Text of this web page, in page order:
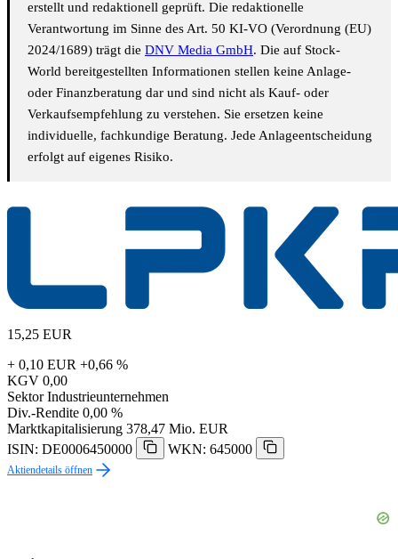
erstellt und redaktionell geprüft. Die redaktionelle
Verantwortung im Sinne des Art. 50 KI-VO (Verordnung (EU)
2024/1689) trägt die DNV Media GmbH. Die auf Stock-
World bereitgestellten Informationen stellen keine Anlage-
oder Finanzberatung dar und sind nicht als Kauf- oder
Verkaufsempfehlung zu verstehen. Sie ersetzen keine
individuelle, fachkundige Beratung. Jede Anlageentscheidung
erfolgt auf eigenes Risiko.
15,25 EUR
+ 0,10 EUR +0,66 %
KGV 0,00
Sektor Industrieunternehmen
Div.-Rendite 0,00 %
Marktkapitalisierung 378,47 Mio. EUR
ISIN: DE0006450000
WKN: 645000
Aktiendetails öffnen